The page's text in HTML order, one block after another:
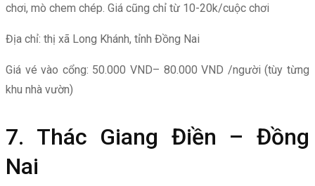
chơi, mò chem chép. Giá cũng chỉ từ 10-20k/cuộc chơi
Địa chỉ: thị xã Long Khánh, tỉnh Đồng Nai
Giá vé vào cổng: 50.000 VND– 80.000 VND /người (tùy từng
khu nhà vườn)
7. Thác Giang Điền – Đồng
Nai